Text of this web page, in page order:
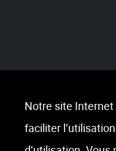
Notre site
faciliter